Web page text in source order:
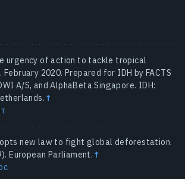
urgency of action to tackle tropical
2020. Prepared for IDH by FACTS
A/S, and AlphaBeta Singapore. IDH:
↑
new law to fight global deforestation.
European Parliament. ↑